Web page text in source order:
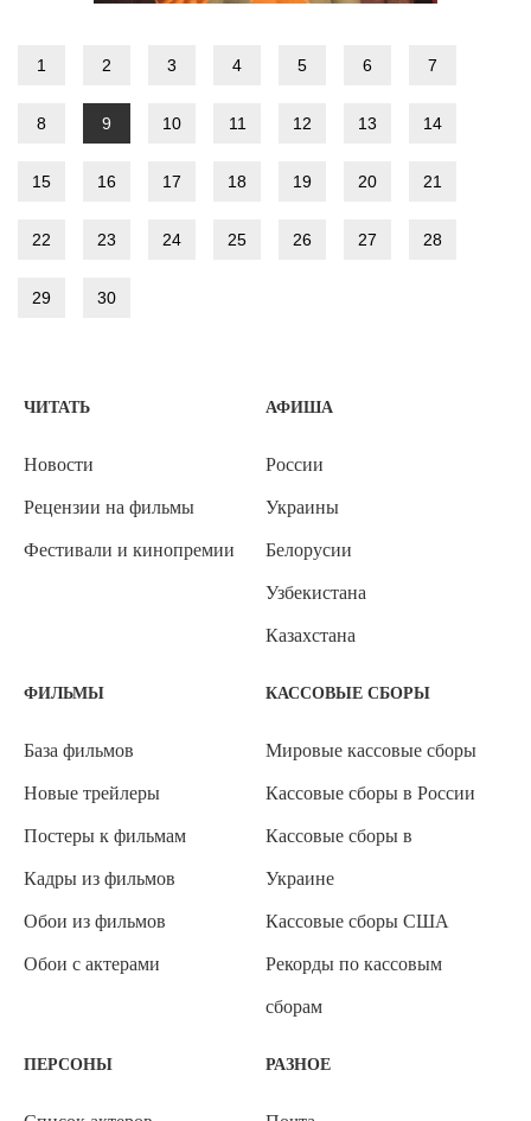
1 2 3 4 5 6 7
8 9 10 11 12 13 14
15 16 17 18 19 20 21
22 23 24 25 26 27 28
29 30
ЧИТАТЬ
Новости
Рецензии на фильмы
Фестивали и кинопремии
АФИША
России
Украины
Белорусии
Узбекистана
Казахстана
ФИЛЬМЫ
База фильмов
Новые трейлеры
Постеры к фильмам
Кадры из фильмов
Обои из фильмов
Обои с актерами
КАССОВЫЕ СБОРЫ
Мировые кассовые сборы
Кассовые сборы в России
Кассовые сборы в
Украине
Кассовые сборы США
Рекорды по кассовым
сборам
ПЕРСОНЫ РАЗНОЕ